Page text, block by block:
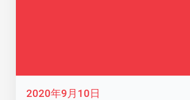
2020年9月10日